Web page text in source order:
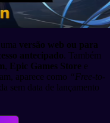
versão web ou para
antecipado. Também
, Epic Games Store e
aparece como “Free-to-
sem data de lançamento